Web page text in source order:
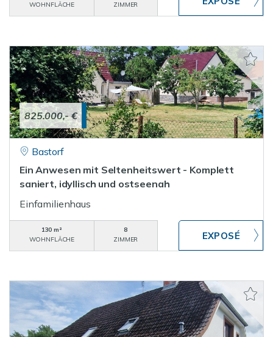
WOHNFLÄCHE
ZIMMER
825.000,- €
Bastorf
Ein Anwesen mit Seltenheitswert - Komplett
saniert, idyllisch und ostseenah
Einfamilienhaus
130 m²
WOHNFLÄCHE
8
ZIMMER